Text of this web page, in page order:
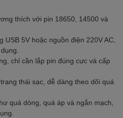
thích với pin 18650, 14500 và
5V hoặc nguồn điện 220V AC,
chỉ cần lắp pin đúng cực và cấp
thái sạc, dễ dàng theo dõi quá
quá dòng, quá áp và ngắn mạch,